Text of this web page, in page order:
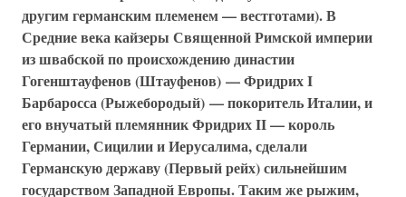
другим германским племенем — вестготами). В
Средние века кайзеры Священной Римской империи
из швабской по происхождению династии
Гогенштауфенов (Штауфенов) — Фридрих I
Барбаросса (Рыжебородый) — покоритель Италии, и
его внучатый племянник Фридрих II — король
Германии, Сицилии и Иерусалима, сделали
Германскую державу (Первый рейх) сильнейшим
государством Западной Европы. Таким же рыжим,